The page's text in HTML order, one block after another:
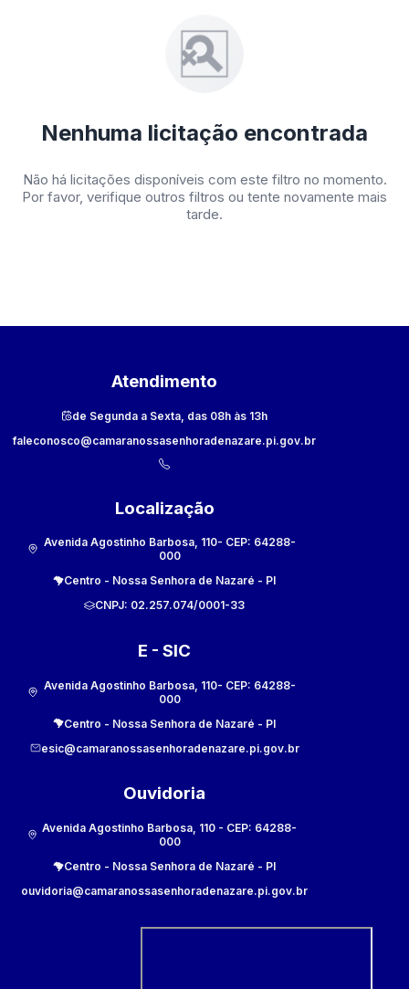
Nenhuma licitação encontrada
Não há licitações disponíveis com este filtro no momento.
Por favor, verifique outros filtros ou tente novamente mais
tarde.
Atendimento
de Segunda a Sexta, das 08h às 13h
faleconosco@camaranossasenhoradenazare.pi.gov.br
Localização
Avenida Agostinho Barbosa, 110- CEP: 64288-
000
Centro - Nossa Senhora de Nazaré - PI
CNPJ: 02.257.074/0001-33
E - SIC
Avenida Agostinho Barbosa, 110- CEP: 64288-
000
Centro - Nossa Senhora de Nazaré - PI
esic@camaranossasenhoradenazare.pi.gov.br
Ouvidoria
Avenida Agostinho Barbosa, 110 - CEP: 64288-
000
Centro - Nossa Senhora de Nazaré - PI
ouvidoria@camaranossasenhoradenazare.pi.gov.br